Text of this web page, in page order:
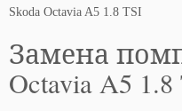
содержимому
Skoda Octavia A5 1.8 TSI
Замена
Octavia A5